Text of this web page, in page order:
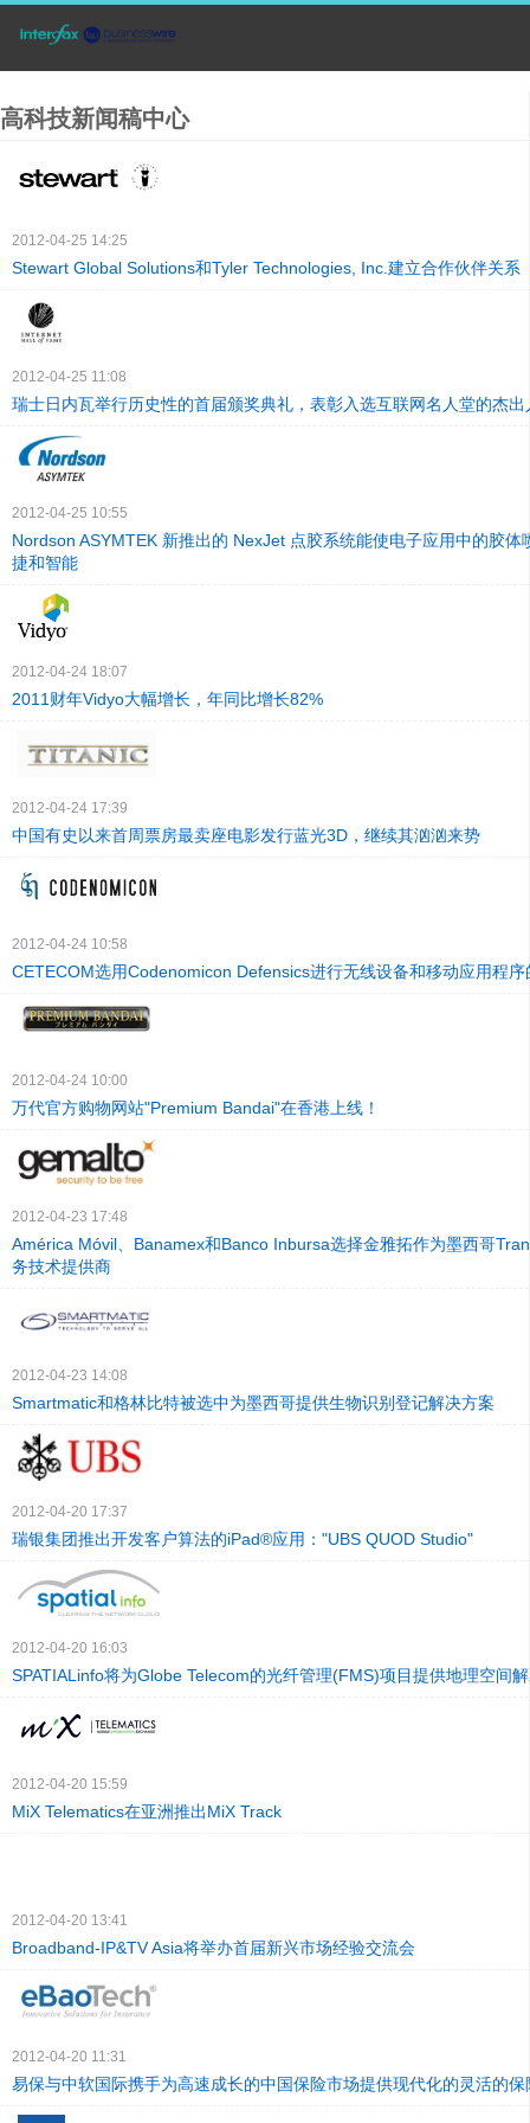
高科技新闻稿中心
2012-04-25 14:25
Stewart Global Solutions和Tyler Technologies, Inc.建立合作伙伴关系
2012-04-25 11:08
瑞士日内瓦举行历史性的首届颁奖典礼，表彰入选互联网名人堂的杰出
2012-04-25 10:55
Nordson ASYMTEK 新推出的 NexJet 点胶系统能使电子应用中的胶体
捷和智能
2012-04-24 18:07
2011财年Vidyo大幅增长，年同比增长82%
2012-04-24 17:39
中国有史以来首周票房最卖座电影发行蓝光3D，继续其汹汹来势
2012-04-24 10:58
CETECOM选用Codenomicon Defensics进行无线设备和移动应用程
2012-04-24 10:00
万代官方购物网站"Premium Bandai"在香港上线！
2012-04-23 17:48
América Móvil、Banamex和Banco Inbursa选择金雅拓作为墨西哥
务技术提供商
2012-04-23 14:08
Smartmatic和格林比特被选中为墨西哥提供生物识别登记解决方案
2012-04-20 17:37
瑞银集团推出开发客户算法的iPad®应用："UBS QUOD Studio"
2012-04-20 16:03
SPATIALinfo将为Globe Telecom的光纤管理(FMS)项目提供地理空间
2012-04-20 15:59
MiX Telematics在亚洲推出MiX Track
2012-04-20 13:41
Broadband-IP&TV Asia将举办首届新兴市场经验交流会
2012-04-20 11:31
易保与中软国际携手为高速成长的中国保险市场提供现代化的灵活的